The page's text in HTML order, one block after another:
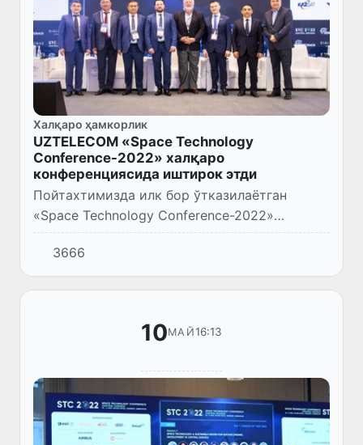
Халқаро ҳамкорлик
UZTELECOM «Space Technology
Conference-2022» халқаро
конференциясида иштирок этди
Пойтахтимизда илк бор ўтказилаётган
«Space Technology Conference-2022»
халқаро конференциясида «Ўзбектелеком»
АК ҳам иштирок этяпти.
3666
10МАЙ16:13